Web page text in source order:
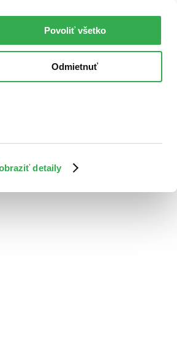
detaily
Povoliť všetko
Odmietnuť